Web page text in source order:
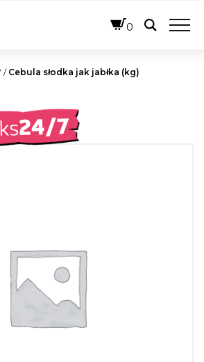
0
/ Cebula słodka jak jabłka (kg)